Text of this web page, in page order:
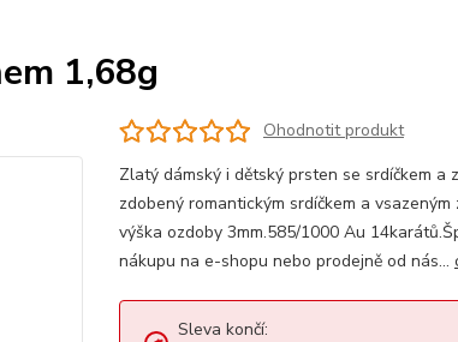
1,68g
Ohodnotit produkt
Zlatý dámský i dětský prsten se srdíčkem
zdobený romantickým srdíčkem a
výška ozdoby 3mm.585/1000 Au
nákupu na e-shopu nebo prodejně od nás...
Sleva končí: